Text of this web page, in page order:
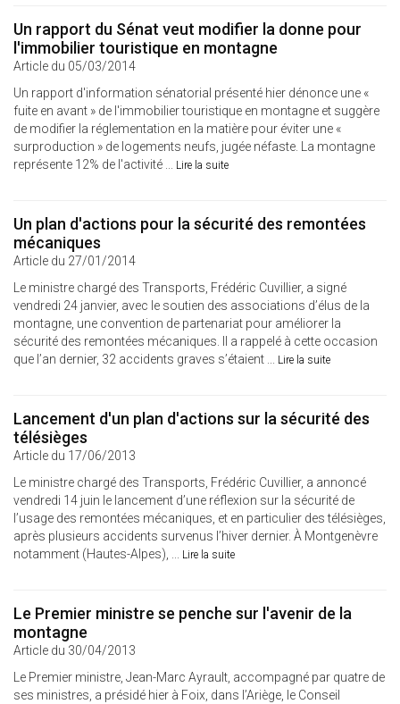
Un rapport du Sénat veut modifier la donne pour
l'immobilier touristique en montagne
Article du 05/03/2014
Un rapport d'information sénatorial présenté hier dénonce une «
fuite en avant » de l'immobilier touristique en montagne et suggère
de modifier la réglementation en la matière pour éviter une «
surproduction » de logements neufs, jugée néfaste. La montagne
représente 12% de l'activité ... Lire la suite
Un plan d'actions pour la sécurité des remontées
mécaniques
Article du 27/01/2014
Le ministre chargé des Transports, Frédéric Cuvillier, a signé
vendredi 24 janvier, avec le soutien des associations d’élus de la
montagne, une convention de partenariat pour améliorer la
sécurité des remontées mécaniques. Il a rappelé à cette occasion
que l’an dernier, 32 accidents graves s’étaient ... Lire la suite
Lancement d'un plan d'actions sur la sécurité des
télésièges
Article du 17/06/2013
Le ministre chargé des Transports, Frédéric Cuvillier, a annoncé
vendredi 14 juin le lancement d’une réflexion sur la sécurité de
l’usage des remontées mécaniques, et en particulier des télésièges,
après plusieurs accidents survenus l’hiver dernier. À Montgenèvre
notamment (Hautes-Alpes), ... Lire la suite
Le Premier ministre se penche sur l'avenir de la
montagne
Article du 30/04/2013
Le Premier ministre, Jean-Marc Ayrault, accompagné par quatre de
ses ministres, a présidé hier à Foix, dans l’Ariège, le Conseil